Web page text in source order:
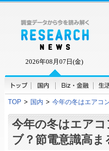
2026年08月07日(金)
TOP > 国内 > 今年の冬はエアコ
今年の冬はエア
ブ？節電意識高ま